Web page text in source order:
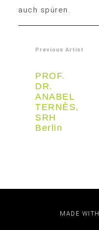
auch spüren.
Previous Artist
PROF.
DR.
ANABEL
TERNÈS,
SRH
Berlin
MADE WITH